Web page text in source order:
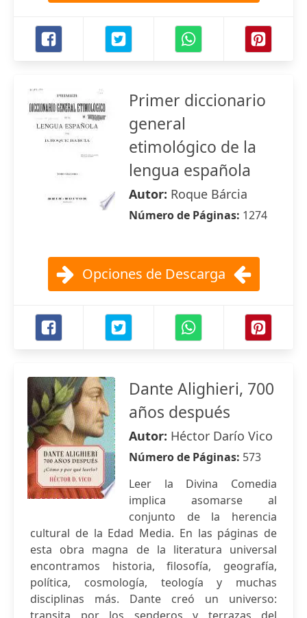
Primer diccionario
general
etimológico de la
lengua española
Autor: Roque Bárcia
Número de Páginas: 1274
Opciones de Descarga
Dante Alighieri, 700
años después
Autor: Héctor Darío Vico
Número de Páginas: 573
Leer la Divina Comedia
implica asomarse al
conjunto de la herencia
cultural de la Edad Media. En las páginas de
esta obra magna de la literatura universal
encontramos historia, filosofía, geografía,
política, cosmología, teología y muchas
disciplinas más. Dante creó un universo: